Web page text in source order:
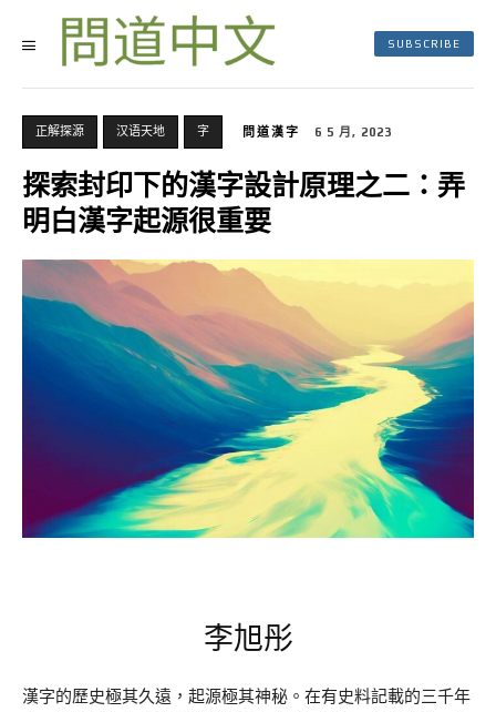
SUBSCRIBE
正解探源 汉语天地 字 問道漢字 6 5 月, 2023
探索封印下的漢字設計原理之二：弄
明白漢字起源很重要
李旭彤
漢字的歷史極其久遠，起源極其神秘。在有史料記載的三千年